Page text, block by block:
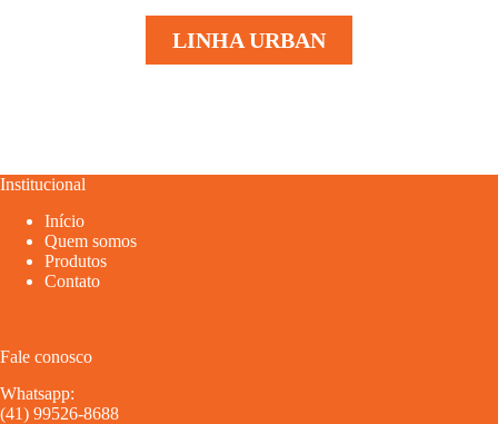
LINHA URBAN
Institucional
Início
Quem somos
Produtos
Contato
Fale conosco
Whatsapp:
(41) 99526-8688